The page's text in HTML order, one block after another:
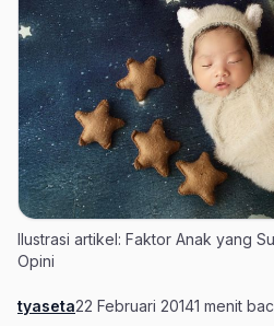
Ilustrasi artikel: Faktor Anak yang
Opini
Penulis
tyasetaTanggal terbit
22 Februari 2014Estimasi
1 menit